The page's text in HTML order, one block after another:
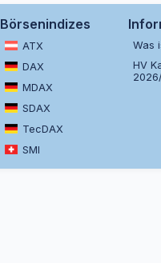
Börsenindizes
ATX
DAX
MDAX
SDAX
TecDAX
SMI
Was
HV